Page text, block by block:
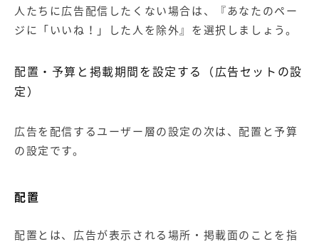
人たちに広告配信したくない場合は、『あなたのペー
ジに「いいね！」した人を除外』を選択しましょう。
配置・予算と掲載期間を設定する（広告セットの設
定）
広告を配信するユーザー層の設定の次は、配置と予算
の設定です。
配置
配置とは、広告が表示される場所・掲載面のことを指